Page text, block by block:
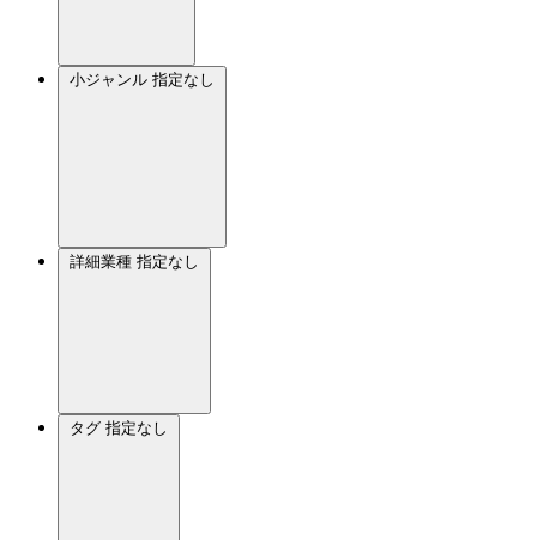
小ジャンル 指定なし
詳細業種 指定なし
タグ 指定なし